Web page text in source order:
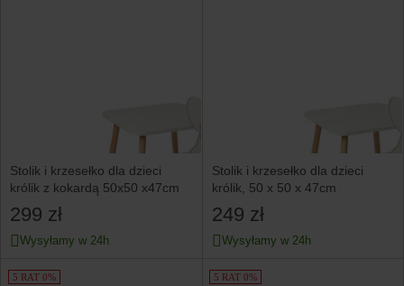
Stolik i krzesełko dla dzieci
królik z kokardą 50x50 x47cm
299 zł
Wysyłamy w 24h
Stolik i krzesełko dla dzieci
królik, 50 x 50 x 47cm
249 zł
Wysyłamy w 24h
5 RAT 0% 5 RAT 0%